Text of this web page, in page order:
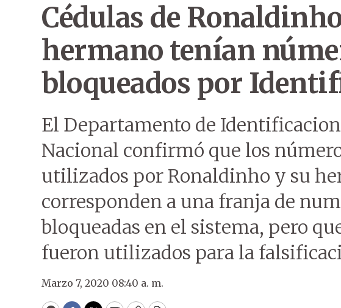
Cédulas de
hermano tenían
bloqueados por
El Departamento de
Nacional confirmó que los
utilizados por Ronaldinho y su
corresponden a una franja de
bloqueadas en el sistema, pero
fueron utilizados para la
Marzo 7, 2020 08:40 a. m.